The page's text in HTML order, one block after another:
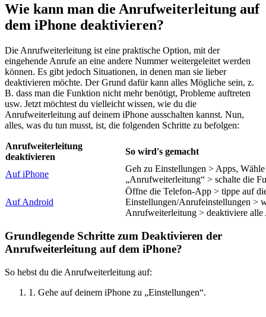
Wie kann man die Anrufweiterleitung auf
dem iPhone deaktivieren?
Die Anrufweiterleitung ist eine praktische Option, mit der
eingehende Anrufe an eine andere Nummer weitergeleitet werden
können. Es gibt jedoch Situationen, in denen man sie lieber
deaktivieren möchte. Der Grund dafür kann alles Mögliche sein, z.
B. dass man die Funktion nicht mehr benötigt, Probleme auftreten
usw. Jetzt möchtest du vielleicht wissen, wie du die
Anrufweiterleitung auf deinem iPhone ausschalten kannst. Nun,
alles, was du tun musst, ist, die folgenden Schritte zu befolgen:
Anrufweiterleitung
deaktivieren
So wird's gemacht
Auf iPhone
Geh zu Einstellungen > Apps,
„Anrufweiterleitung“ > schalte die
Auf Android
Öffne die Telefon-App > tippe auf
Einstellungen/Anrufeinstellungen >
Anrufweiterleitung > deaktiviere
Grundlegende Schritte zum Deaktivieren der
Anrufweiterleitung auf dem iPhone?
So hebst du die Anrufweiterleitung auf:
1. Gehe auf deinem iPhone zu „Einstellungen“.